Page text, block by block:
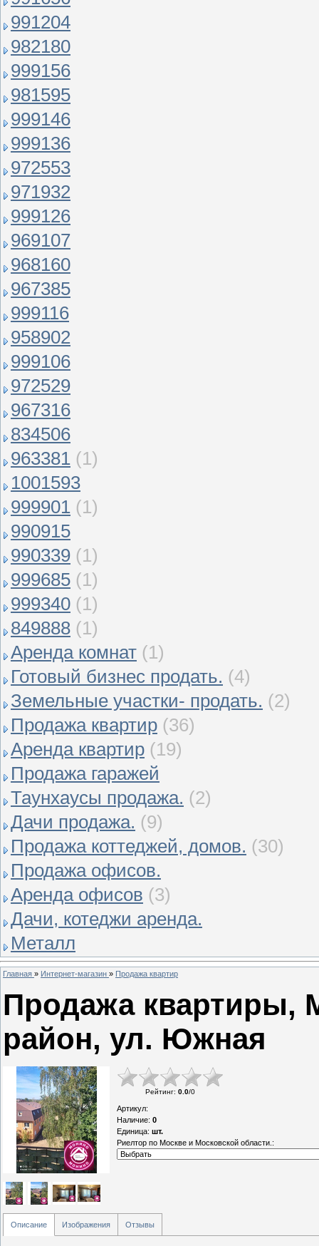
991204
982180
999156
981595
999146
999136
972553
971932
999126
969107
968160
967385
999116
958902
999106
972529
967316
834506
963381 (1)
1001593
999901 (1)
990915
990339 (1)
999685 (1)
999340 (1)
849888 (1)
Аренда комнат (1)
Готовый бизнес продать. (4)
Земельные участки- продать. (2)
Продажа квартир (36)
Аренда квартир (19)
Продажа гаражей
Таунхаусы продажа. (2)
Дачи продажа. (9)
Продажа коттеджей, домов. (30)
Продажа офисов.
Аренда офисов (3)
Дачи, котеджи аренда.
Металл
Главная » Интернет-магазин » Продажа квартир
Продажа квартиры,
район, ул. Южная
Рейтинг: 0.0/0
Артикул:
Наличие: 0
Единица: шт.
Риелтор по Москве и Московской области.:
Описание Изображения Отзывы